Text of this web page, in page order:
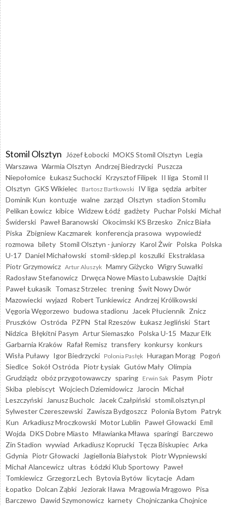
Stomil Olsztyn Józef Łobocki MOKS Stomil Olsztyn Legia
Warszawa Warmia Olsztyn Andrzej Biedrzycki Puszcza
Niepołomice Łukasz Suchocki Krzysztof Filipek II liga Stomil II
Olsztyn GKS Wikielec Bartosz Bartkowski IV liga sędzia arbiter
Dominik Kun kontuzje walne zarząd Olsztyn stadion Stomilu
Pelikan Łowicz kibice Widzew Łódź gadżety Puchar Polski Michał
Świderski Paweł Baranowski Okocimski KS Brzesko Znicz Biała
Piska Zbigniew Kaczmarek konferencja prasowa wypowiedź
rozmowa bilety Stomil Olsztyn - juniorzy Karol Żwir Polska Polska
U-17 Daniel Michałowski stomil-sklep.pl koszulki Ekstraklasa
Piotr Grzymowicz Artur Aluszyk Mamry Giżycko Wigry Suwałki
Radosław Stefanowicz Drwęca Nowe Miasto Lubawskie Dajtki
Paweł Łukasik Tomasz Strzelec trening Świt Nowy Dwór
Mazowiecki wyjazd Robert Tunkiewicz Andrzej Królikowski
Vęgoria Węgorzewo budowa stadionu Jacek Płuciennik Znicz
Pruszków Ostróda PZPN Stal Rzeszów Łukasz Jegliński Start
Nidzica Błękitni Pasym Artur Siemaszko Polska U-15 Mazur Ełk
Garbarnia Kraków Rafał Remisz transfery konkursy konkurs
Wisła Puławy Igor Biedrzycki Polonia Pasłęk Huragan Morąg Pogoń
Siedlce Sokół Ostróda Piotr Łysiak Gutów Mały Olimpia
Grudziądz obóz przygotowawczy sparing Erwin Sak Pasym Piotr
Skiba plebiscyt Wojciech Dziemidowicz Jarocin Michał
Leszczyński
Janusz Bucholc Jacek Czałpiński stomil.olsztyn.pl
Sylwester Czereszewski Zawisza Bydgoszcz Polonia Bytom Patryk
Kun Arkadiusz Mroczkowski Motor Lublin Paweł Głowacki Emil
Wojda DKS Dobre Miasto Mławianka Mława sparingi Barczewo
Zin Stadion wywiad Arkadiusz Koprucki Tęcza Biskupiec Arka
Gdynia Piotr Głowacki Jagiellonia Białystok Piotr Wypniewski
Michał Alancewicz ultras Łódzki Klub Sportowy Paweł
Tomkiewicz Grzegorz Lech Bytovia Bytów licytacje Adam
Łopatko Dolcan Ząbki Jeziorak Iława Mrągowia Mrągowo Pisa
Barczewo Dawid Szymonowicz karnety Chojniczanka Chojnice